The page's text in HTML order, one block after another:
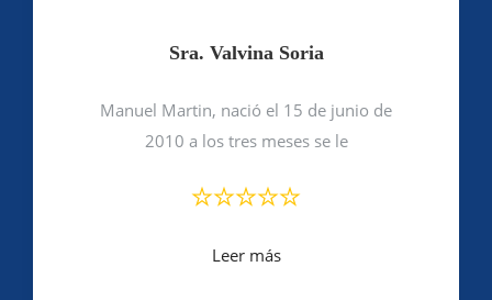
Sra. Valvina Soria
Manuel Martin, nació el 15 de junio de
2010 a los tres meses se le
Leer más